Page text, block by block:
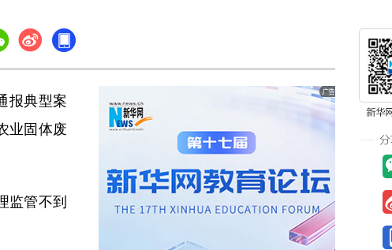
报典型案
业固体废
监管不到